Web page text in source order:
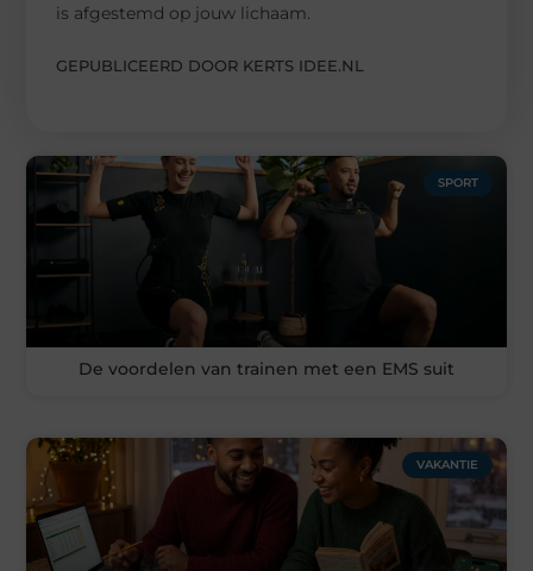
is afgestemd op jouw lichaam.
GEPUBLICEERD DOOR KERTS IDEE.NL
SPORT
De voordelen van trainen met een EMS suit
VAKANTIE